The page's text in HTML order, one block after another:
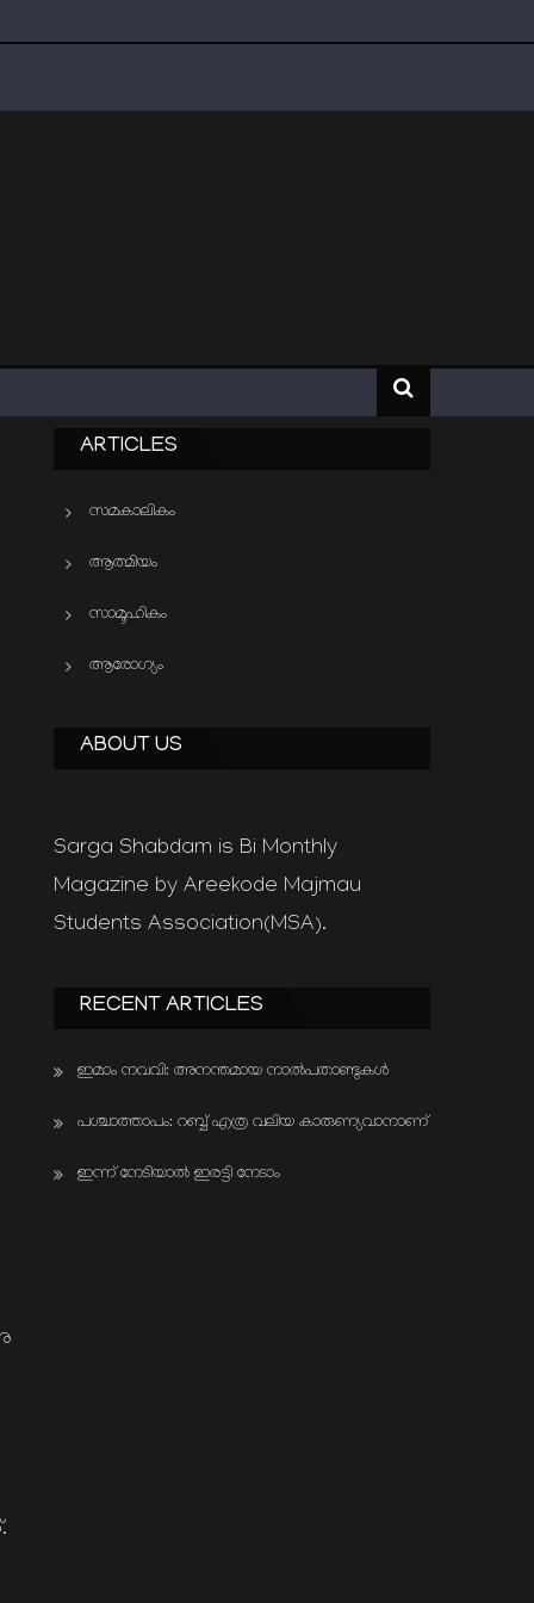
ARTICLES
സമകാലികം
ആത്മിയം
സാമൂഹികം
ആരോഗ്യം
ABOUT US
Sarga Shabdam is Bi Monthly
Magazine by Areekode Majmau
Students Association(MSA).
RECENT ARTICLES
ഇമാം നവവി: അനന്തമായ നാൽപതാണ്ടുകൾ
പശ്ചാത്താപം: റബ്ബ് എത്ര വലിയ കാരുണ്യവാനാണ്
ഇന്ന് നേടിയാൽ ഇരട്ടി നേടാം